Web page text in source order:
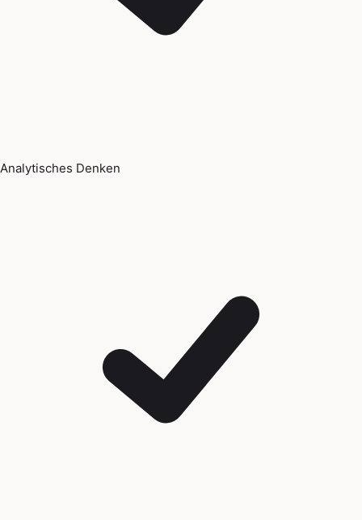
Analytisches Denken